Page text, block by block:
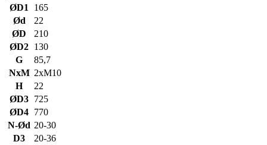
ØD1
165
Ød
22
ØD
210
ØD2 130
G
85,7
NxM 2xM10
H
22
ØD3 725
ØD4 770
N-Ød 20-30
D3
20-36